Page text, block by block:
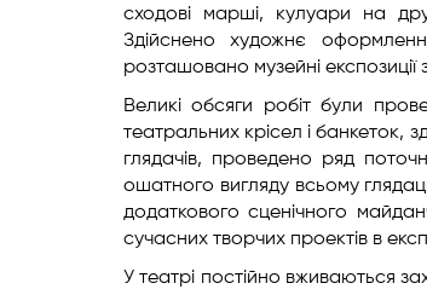
сходові марші, кулуари на
Здійснено художнє
розташовано музейні експозиції
Великі обсяги робіт були
театральних крісел і банкеток,
глядачів, проведено ряд
ошатного вигляду всьому
додаткового сценічного
сучасних творчих проектів в
У театрі постійно вживаються